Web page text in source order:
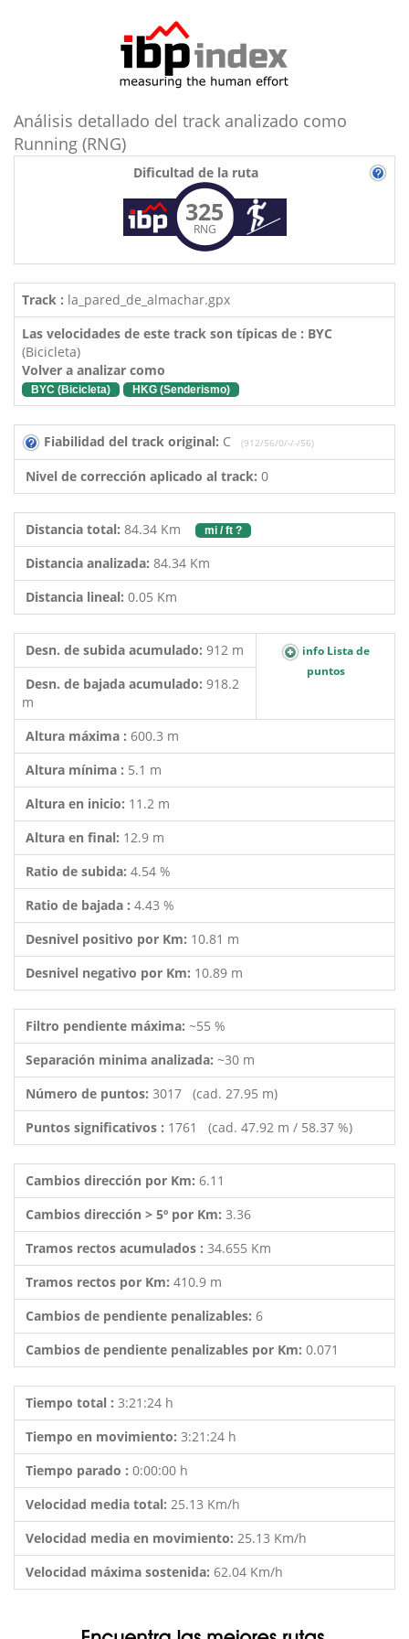
Análisis detallado del track analizado como
Running (RNG)
Dificultad de la ruta
325
RNG
Track : la_pared_de_almachar.gpx
Las velocidades de este track son típicas de : BYC
(Bicicleta)
Volver a analizar como
BYC (Bicicleta) HKG (Senderismo)
Fiabilidad del track original: C (912/56/0/-/-/56)
Nivel de corrección aplicado al track: 0
Distancia total: 84.34 Km mi / ft ?
Distancia analizada: 84.34 Km
Distancia lineal: 0.05 Km
Desn. de subida acumulado: 912 m
info Lista de
puntos
Desn. de bajada acumulado: 918.2
m
Altura máxima : 600.3 m
Altura mínima : 5.1 m
Altura en inicio: 11.2 m
Altura en final: 12.9 m
Ratio de subida: 4.54 %
Ratio de bajada : 4.43 %
Desnivel positivo por Km: 10.81 m
Desnivel negativo por Km: 10.89 m
Filtro pendiente máxima: ~55 %
Separación minima analizada: ~30 m
Número de puntos: 3017 (cad. 27.95 m)
Puntos significativos : 1761 (cad. 47.92 m / 58.37 %)
Cambios dirección por Km: 6.11
Cambios dirección > 5º por Km: 3.36
Tramos rectos acumulados : 34.655 Km
Tramos rectos por Km: 410.9 m
Cambios de pendiente penalizables: 6
Cambios de pendiente penalizables por Km: 0.071
Tiempo total : 3:21:24 h
Tiempo en movimiento: 3:21:24 h
Tiempo parado : 0:00:00 h
Velocidad media total: 25.13 Km/h
Velocidad media en movimiento: 25.13 Km/h
Velocidad máxima sostenida: 62.04 Km/h